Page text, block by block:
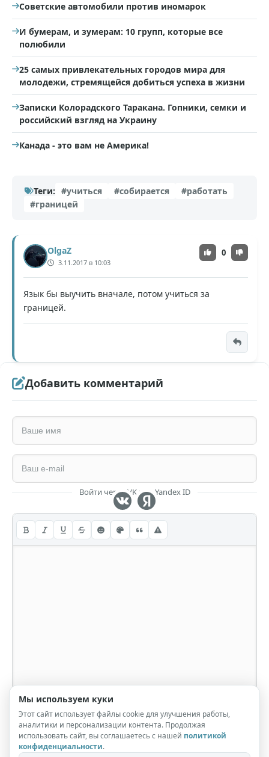
Советские автомобили против иномарок
И бумерам, и зумерам: 10 групп, которые все
полюбили
25 самых привлекательных городов мира для
молодежи, стремящейся добиться успеха в жизни
Записки Колорадского Таракана. Гопники, семки и
российский взгляд на Украину
Канада - это вам не Америка!
Теги: #учиться #собирается
#работать
#границей
OlgaZ
3.11.2017 в 10:03
0
Язык бы выучить вначале, потом учиться за
границей.
Добавить комментарий
Войти через VK или Yandex ID
Мы используем куки
Этот сайт использует файлы cookie для улучшения работы,
аналитики и персонализации контента. Продолжая
использовать сайт, вы соглашаетесь с нашей политикой
конфиденциальности.